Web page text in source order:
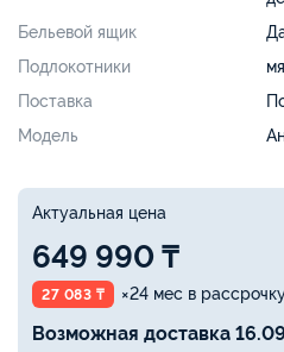
Бельевой ящик
Подлокотники
Поставка
Модель
Актуальная цена
649 990 ₸
27 083 ₸ ×24 мес в
Возможная доставка